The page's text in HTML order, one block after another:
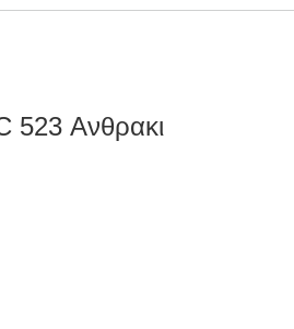
523 Ανθρακι